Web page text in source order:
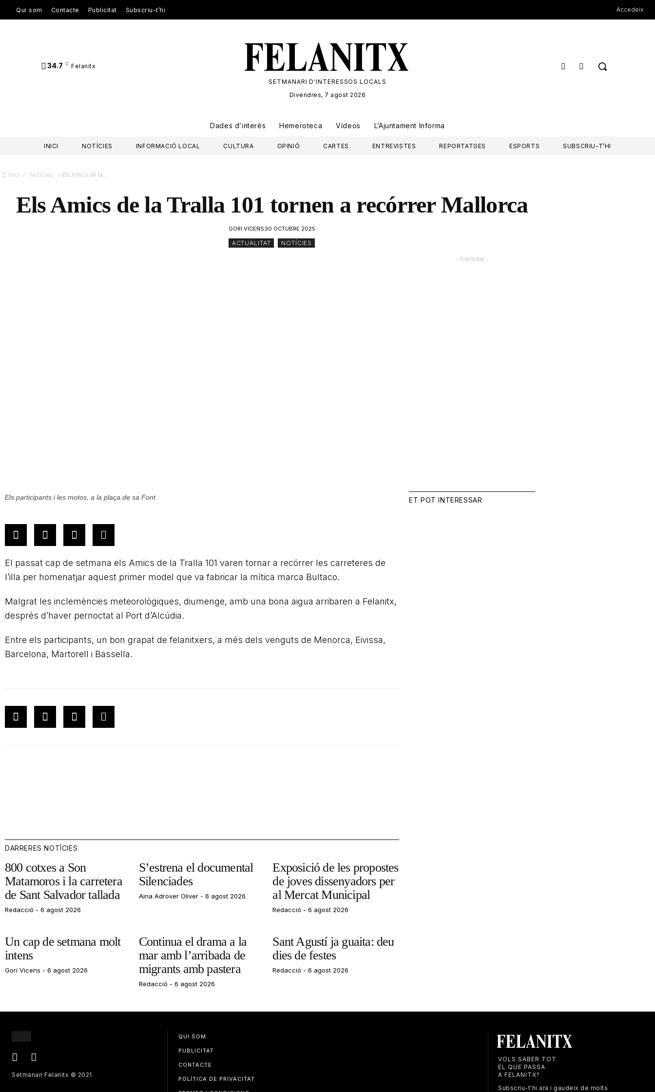
Qui som Contacte Publicitat Subscriu-t’hi Accedeix
34.7 C Felanitx
SETMANARI D'INTERESSOS LOCALS
Divendres, 7 agost 2026
Dades d’interès Hemeroteca Vídeos L’Ajuntament Informa
INICI NOTÍCIES INFORMACIÓ LOCAL CULTURA OPINIÓ CARTES ENTREVISTES REPORTATGES ESPORTS SUBSCRIU-T’HI
Inici / Notícies / Els Amics de la...
Els Amics de la Tralla 101 tornen a recórrer Mallorca
GORI VICENS 30 OCTUBRE 2025
ACTUALITAT NOTÍCIES
Els participants i les motos, a la plaça de sa Font
El passat cap de setmana els Amics de la Tralla 101 varen tornar a recórrer les carreteres de
l’illa per homenatjar aquest primer model que va fabricar la mítica marca Bultaco.
Malgrat les inclemències meteorològiques, diumenge, amb una bona aigua arribaren a Felanitx,
després d’haver pernoctat al Port d’Alcúdia.
Entre els participants, un bon grapat de felanitxers, a més dels venguts de Menorca, Eivissa,
Barcelona, Martorell i Bassella.
DARRERES NOTÍCIES
800 cotxes a Son
Matamoros i la carretera
de Sant Salvador tallada
Redacció 6 agost 2026
S’estrena el documental
Silenciades
Aina Adrover Oliver 6 agost 2026
Exposició de les propostes
de joves dissenyadors per
al Mercat Municipal
Redacció 6 agost 2026
Un cap de setmana molt
intens
Gori Vicens 6 agost 2026
Continua el drama a la
mar amb l’arribada de
migrants amb pastera
Redacció 6 agost 2026
Sant Agustí ja guaita: deu
dies de festes
Redacció 6 agost 2026
- Publicitat -
ET POT INTERESSAR
Setmanari Felanitx © 2021
QUI SOM
PUBLICITAT
CONTACTE
POLÍTICA DE PRIVACITAT
VOLS SABER TOT
EL QUE PASSA
A FELANITX?
Subscriu-t'hi ara i gaudeix de molts